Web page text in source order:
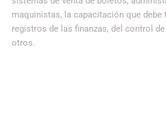
maquinistas, la capacitación que debe
registros de las finanzas, del control
otros.